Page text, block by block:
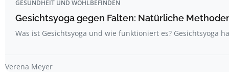
GESUNDHEIT UND WOHLBEFINDEN
Gesichtsyoga gegen Falten: Natürliche
Was ist Gesichtsyoga und wie funktioniert es? Gesichtsyoga
Verena Meyer